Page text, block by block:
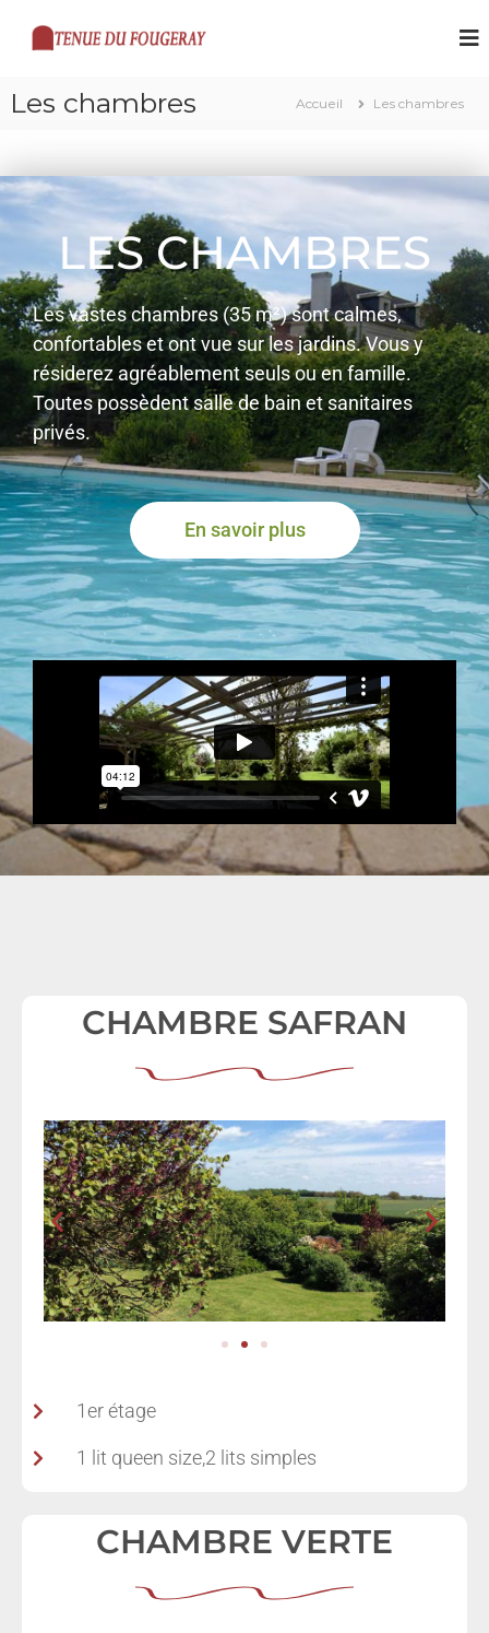
F
o
u
g
e
r
a
y
Les chambres Accueil Les chambres
LES CHAMBRES
Les vastes chambres (35 m²) sont calmes,
confortables et ont vue sur les jardins. Vous y
résiderez agréablement seuls ou en famille.
Toutes possèdent salle de bain et sanitaires
privés.
En savoir plus
CHAMBRE SAFRAN
1er étage
1 lit queen size,2 lits simples
CHAMBRE VERTE